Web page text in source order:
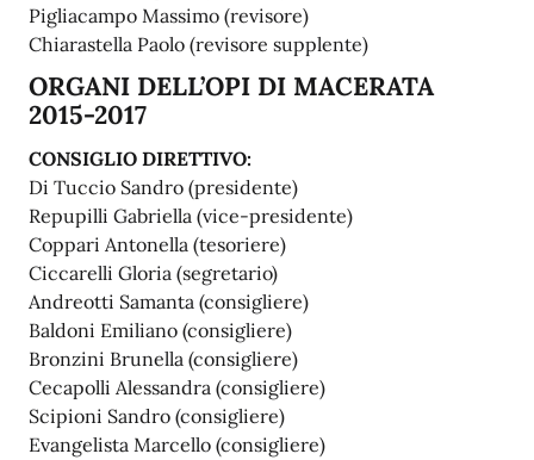
Pigliacampo Massimo (revisore)
Chiarastella Paolo (revisore supplente)
ORGANI DELL’OPI DI MACERATA
2015-2017
CONSIGLIO DIRETTIVO:
Di Tuccio Sandro (presidente)
Repupilli Gabriella (vice-presidente)
Coppari Antonella (tesoriere)
Ciccarelli Gloria (segretario)
Andreotti Samanta (consigliere)
Baldoni Emiliano (consigliere)
Bronzini Brunella (consigliere)
Cecapolli Alessandra (consigliere)
Scipioni Sandro (consigliere)
Evangelista Marcello (consigliere)